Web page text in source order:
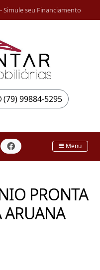
-Simule seu Financiamento
(79) 99884-5295
Menu
PRONTA
ARUANA